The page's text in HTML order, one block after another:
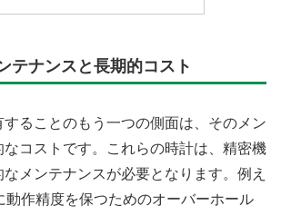
テナンスと長期的コスト
ることのもう一つの側面は、そのメン
なコストです。これらの時計は、精密機
メンテナンスが必要となります。例え
動作精度を保つためのオーバーホール